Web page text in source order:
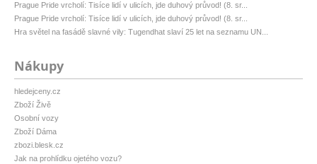
Prague Pride vrcholí: Tisíce lidí v ulicích, jde duhový průvod! (8. sr...
Prague Pride vrcholí: Tisíce lidí v ulicích, jde duhový průvod! (8. sr...
Hra světel na fasádě slavné vily: Tugendhat slaví 25 let na seznamu UN...
Nákupy
hledejceny.cz
Zboží Živě
Osobní vozy
Zboží Dáma
zbozi.blesk.cz
Jak na prohlídku ojetého vozu?